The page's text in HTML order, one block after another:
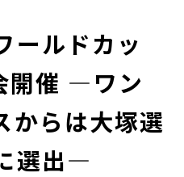
ールドカッ
開催 ―ワン
からは大塚選
選出―